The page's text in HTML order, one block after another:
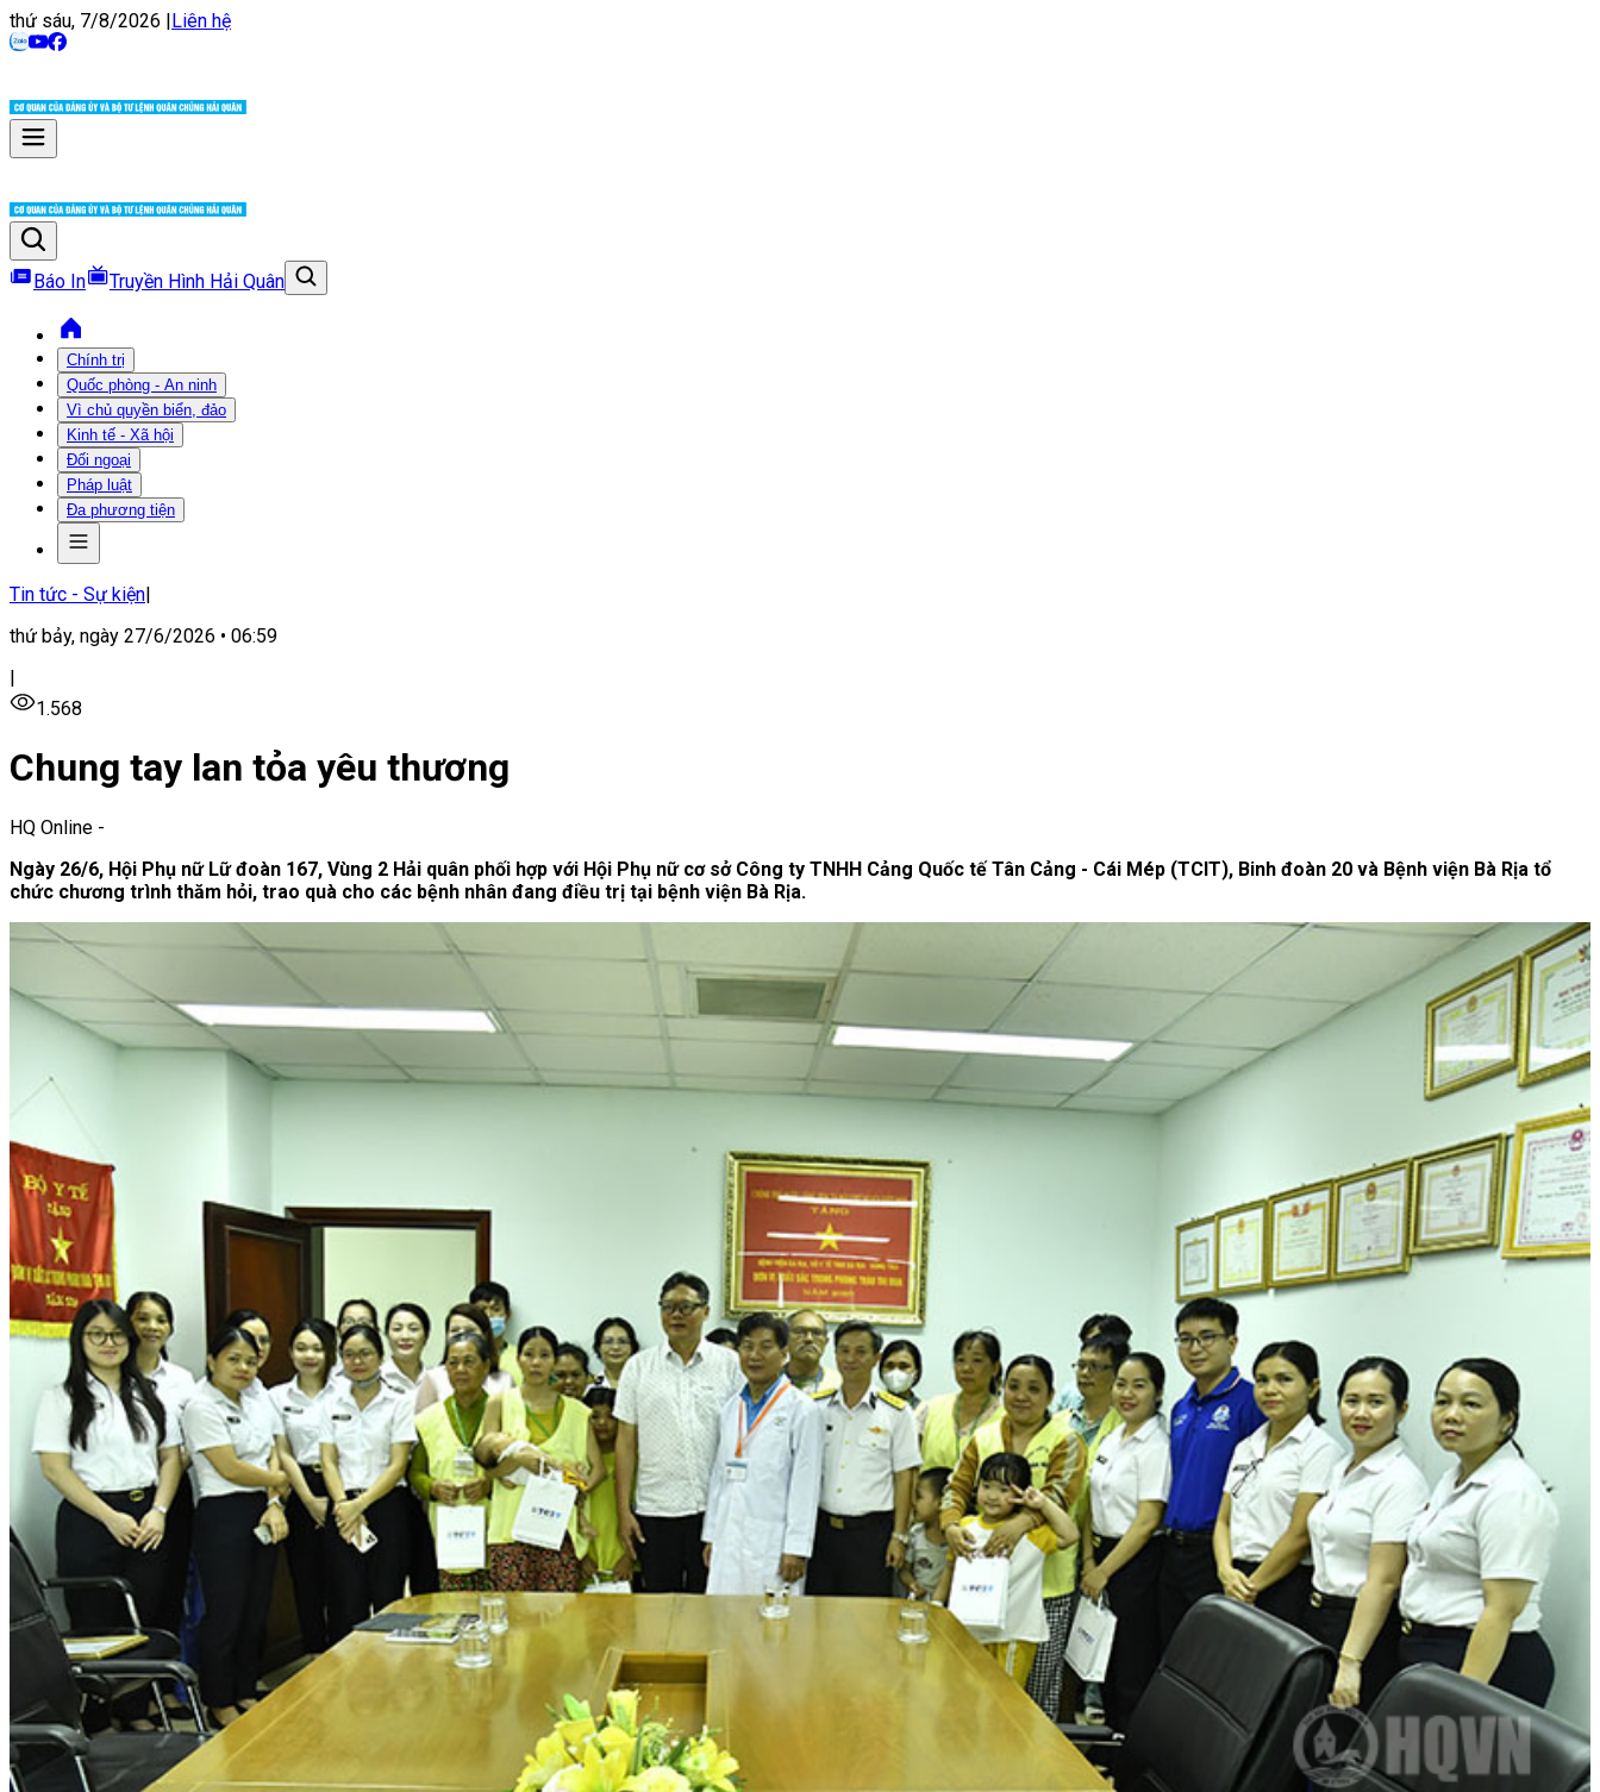
thứ sáu, 7/8/2026 |Liên hệ
Báo In Truyền Hình Hải Quân
Chính trị
Quốc phòng - An ninh
Vì chủ quyền biển, đảo
Kinh tế - Xã hội
Đối ngoại
Pháp luật
Đa phương tiện
Tin tức - Sự kiện|
thứ bảy, ngày 27/6/2026 • 06:59
|
1.568
Chung tay lan tỏa yêu thương
HQ Online -
Ngày 26/6, Hội Phụ nữ Lữ đoàn 167, Vùng 2 Hải quân phối hợp với Hội Phụ nữ cơ sở Công ty TNHH Cảng Quốc tế Tân Cảng - Cái Mép (TCIT), Binh đoàn 20 và Bệnh viện Bà Rịa tổ
chức chương trình thăm hỏi, trao quà cho các bệnh nhân đang điều trị tại bệnh viện Bà Rịa.